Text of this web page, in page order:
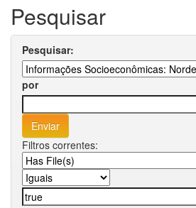
Pesquisar
Pesquisar:
por
Filtros correntes: